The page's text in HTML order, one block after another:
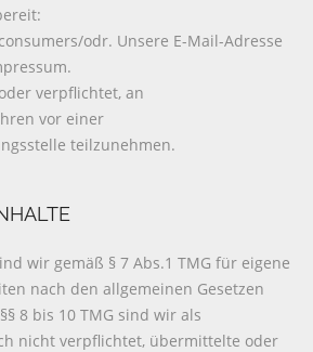
odr. Unsere E-Mail-Adresse
verpflichtet, an
vor einer
teilzunehmen.
wir gemäß § 7 Abs.1 TMG für eigene
nach den allgemeinen Gesetzen
8 bis 10 TMG sind wir als
nicht verpflichtet, übermittelte oder